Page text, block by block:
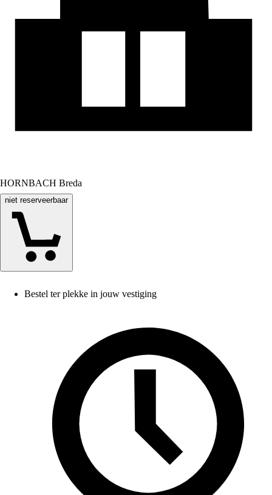
HORNBACH Breda
niet reserveerbaar
Bestel ter plekke in jouw vestiging